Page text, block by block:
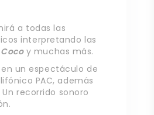
a todas las
interpretando las
Cocoy muchas más.
un espectáculo de
PAC, además
recorrido sonoro